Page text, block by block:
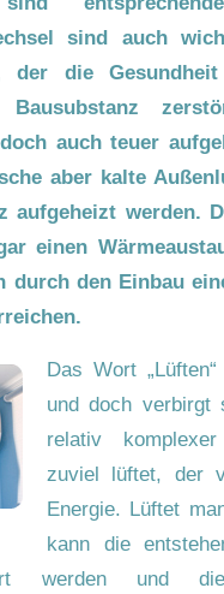
sind auch
der die
auch teuer
aber kalte
aufgeheizt werden.
einen
durch den Einbau
Das Wort
und doch verbirgt
relativ
zuviel lüftet, der
Energie. Lüftet
kann die
werden und